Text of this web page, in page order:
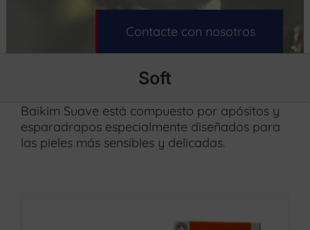
Contacte con nosotros
Soft
Baikim Suave está compuesto por apósitos y
esparadrapos especialmente diseñados para
las pieles más sensibles y delicadas.